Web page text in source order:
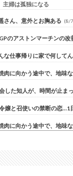
主婦は孤独になる
さん、意外とお胸ある (8/
のアストンマーチンの改
な仕事帰りに家で何して
肉に向かう途中で、地味
した知人が、時間が止ま
嬢と召使いの禁断の恋…1
肉に向かう途中で、地味